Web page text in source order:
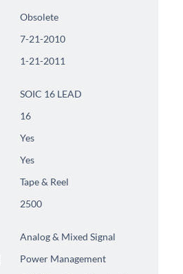
Obsolete
7-21-2010
1-21-2011
SOIC 16 LEAD
16
Yes
Yes
Tape & Reel
2500
Analog & Mixed Signal
Power Management